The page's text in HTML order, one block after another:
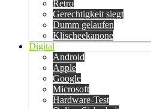
Retro
Gerechtigkeit siegt
Dumm gelaufen
Klischeekanone
Digital
Android
Apple
Google
Microsoft
Hardware-Test